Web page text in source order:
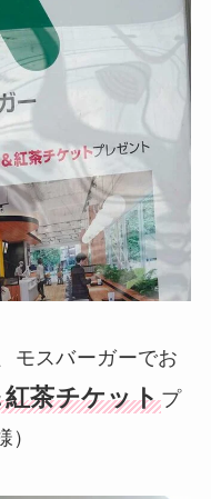
モスバーガーでお
茶チケットプ